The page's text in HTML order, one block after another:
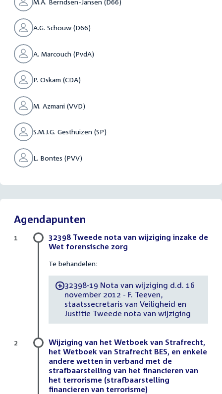
A.G. Schouw (D66)
A. Marcouch (PvdA)
P. Oskam (CDA)
M. Azmani (VVD)
S.M.J.G. Gesthuizen (SP)
L. Bontes (PVV)
Agendapunten
32398 Tweede nota van wijziging inzake de
Wet forensische zorg
Te behandelen:
-32398-19 Nota van wijziging d.d. 16
november 2012 - F. Teeven,
staatssecretaris van Veiligheid en
Justitie Tweede nota van wijziging
1
Wijziging van het Wetboek van Strafrecht,
het Wetboek van Strafrecht BES, en enkele
andere wetten in verband met de
strafbaarstelling van het financieren van
het terrorisme (strafbaarstelling
financieren van terrorisme)
2